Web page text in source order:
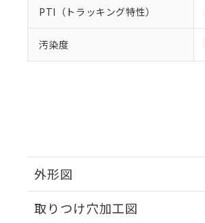
PTI（トラッキング特性）
汚染度
外形図
取りつけ穴加工図